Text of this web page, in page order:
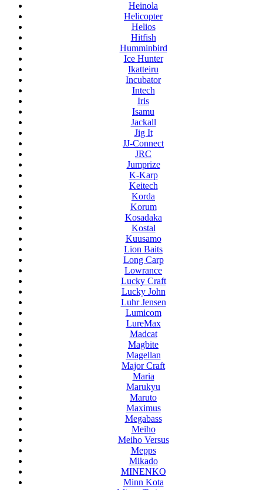
Heinola
Helicopter
Helios
Hitfish
Humminbird
Ice Hunter
Ikatteiru
Incubator
Intech
Iris
Isamu
Jackall
Jig It
JJ-Connect
JRC
Jumprize
K-Karp
Keitech
Korda
Korum
Kosadaka
Kostal
Kuusamo
Lion Baits
Long Carp
Lowrance
Lucky Craft
Lucky John
Luhr Jensen
Lumicom
LureMax
Madcat
Magbite
Magellan
Major Craft
Maria
Marukyu
Maruto
Maximus
Megabass
Meiho
Meiho Versus
Mepps
Mikado
MINENKO
Minn Kota